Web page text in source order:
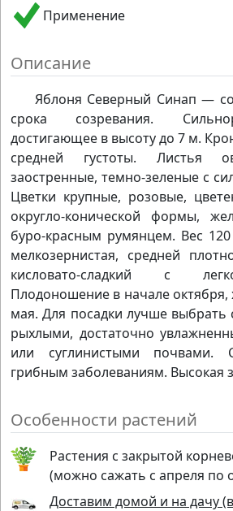
Применение
Описание
Яблоня Северный Синап —
срока созревания.
достигающее в высоту до 7 м.
средней густоты. Листья
заостренные, темно-зеленые с
Цветки крупные, розовые,
округло-конической формы,
буро-красным румянцем. Вес
мелкозернистая, средней
кисловато-сладкий с
Плодоношение в начале октября,
мая. Для посадки лучше выбрать
рыхлыми, достаточно
или суглинистыми почвами.
грибным заболеваниям. Высокая
Особенности растений
Растения с закрытой
(можно сажать с апреля по
Доставим домой и на дачу